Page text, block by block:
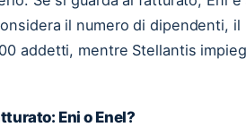
il numero di dipendenti,
addetti, mentre Stellantis
Eni o Enel?